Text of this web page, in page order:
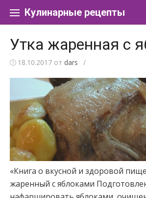
Кулинарные рецепты
Утка жаренная с
18.10.2017 от dars /
«Книга о вкусной и здоровой
жаренный с яблоками